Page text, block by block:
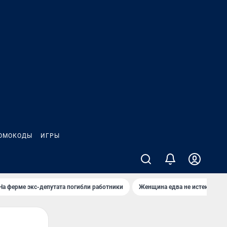
ИГРЫ
ферме экс-депутата погибли работники Женщина едва не истекла